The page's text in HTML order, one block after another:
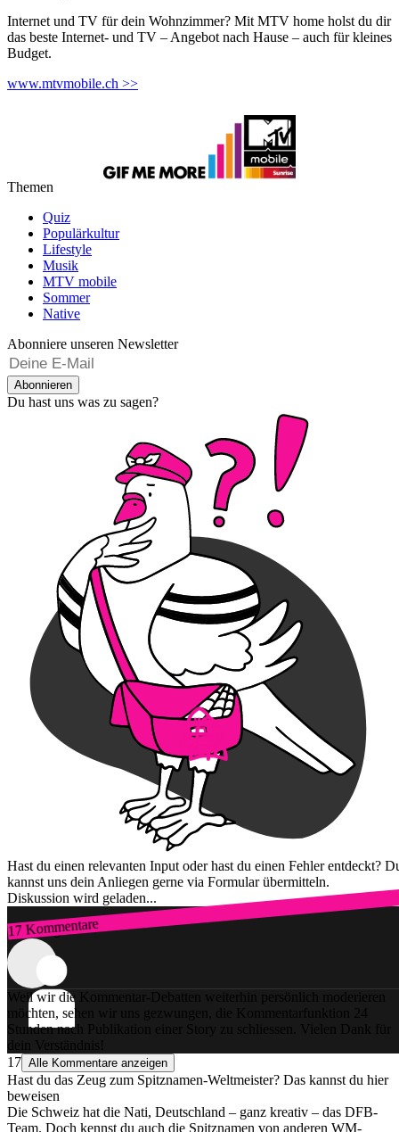
Internet und TV für dein Wohnzimmer? Mit MTV home holst du dir
das beste Internet- und TV – Angebot nach Hause – auch für kleines
Budget.
www.mtvmobile.ch >>
Themen
Quiz
Populärkultur
Lifestyle
Musik
MTV mobile
Sommer
Native
Abonniere unseren Newsletter
Abonnieren
Du hast uns was zu sagen?
Hast du einen relevanten Input oder hast du einen Fehler entdeckt?
kannst uns dein Anliegen gerne via Formular übermitteln.
Diskussion wird geladen...
17 Kommentare
Zum Login
Weil wir die Kommentar-Debatten weiterhin persönlich moderieren
möchten, sehen wir uns gezwungen, die Kommentarfunktion 24
Stunden nach Publikation einer Story zu schliessen. Vielen Dank für
dein Verständnis!
17 Alle Kommentare anzeigen
Hast du das Zeug zum Spitznamen-Weltmeister? Das kannst du hier
beweisen
Die Schweiz hat die Nati, Deutschland – ganz kreativ – das DFB-
Team. Doch kennst du auch die Spitznamen von anderen WM-